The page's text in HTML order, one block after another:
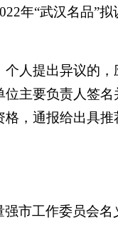
年“武汉名品”
人提出异议的
主要负责人签
，通报给出具
市工作委员会